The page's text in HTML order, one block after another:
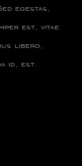
egestas,
est, vitae
libero,
id, est.